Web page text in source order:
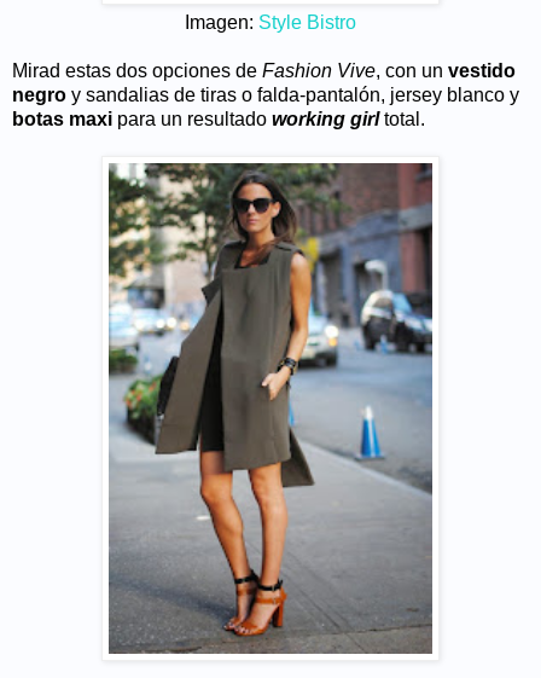
Imagen: Style Bistro
Mirad estas dos opciones de Fashion Vive, con un vestido
negro y sandalias de tiras o falda-pantalón, jersey blanco y
botas maxi para un resultado working girltotal.